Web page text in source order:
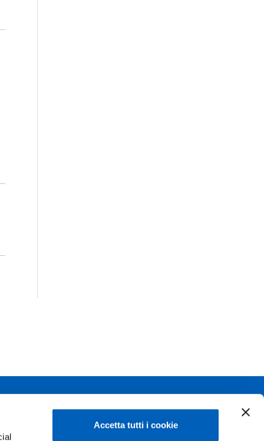
Accetta tutti i cookie
Flickr